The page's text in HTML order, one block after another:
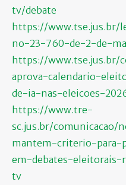
tv/debate
https://www.tse.jus.br/
no-23-760-de-2-de-
https://www.tse.jus.br/
aprova-calendario-
de-ia-nas-eleicoes-
https://www.tre-
sc.jus.br/comunicacao/
mantem-criterio-para-
em-debates-eleitorais-
tv